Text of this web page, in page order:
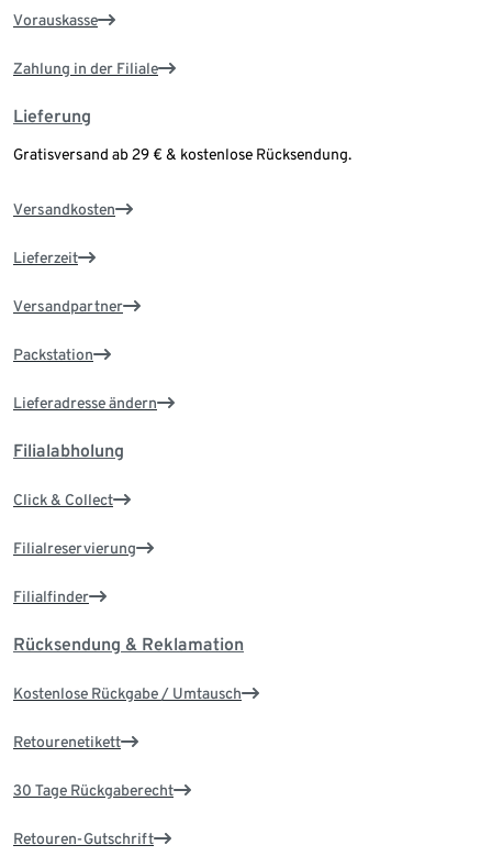
Vorauskasse
Zahlung in der Filiale
Lieferung
Gratisversand ab 29 € & kostenlose Rücksendung.
Versandkosten
Lieferzeit
Versandpartner
Packstation
Lieferadresse ändern
Filialabholung
Click & Collect
Filialreservierung
Filialfinder
Rücksendung & Reklamation
Kostenlose Rückgabe / Umtausch
Retourenetikett
30 Tage Rückgaberecht
Retouren-Gutschrift